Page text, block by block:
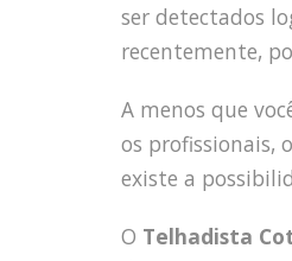
ser detectados
recentemente,
A menos que
os profissionais, o
existe a
O Telhadista